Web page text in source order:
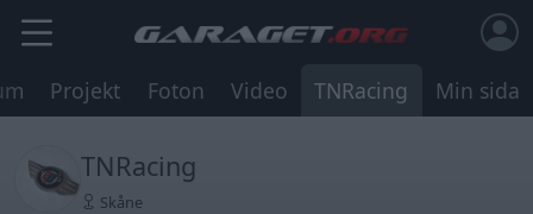
Projekt Foton Video TNRacing Min sida
TNRacing
Skåne